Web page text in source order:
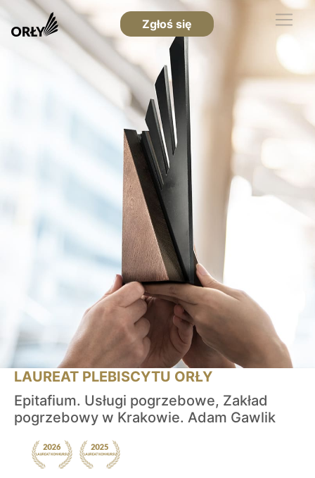
Zgłoś się
LAUREAT PLEBISCYTU ORŁY
Epitafium. Usługi pogrzebowe, Zakład
pogrzebowy w Krakowie. Adam Gawlik